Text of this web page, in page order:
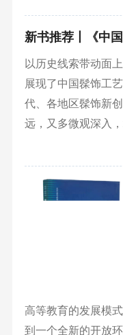
起，逐渐翻出北京
时代、各地区髹饰